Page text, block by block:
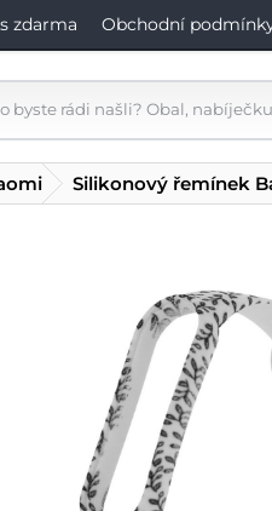
zdarma Obchodní
Silikonový řemínek